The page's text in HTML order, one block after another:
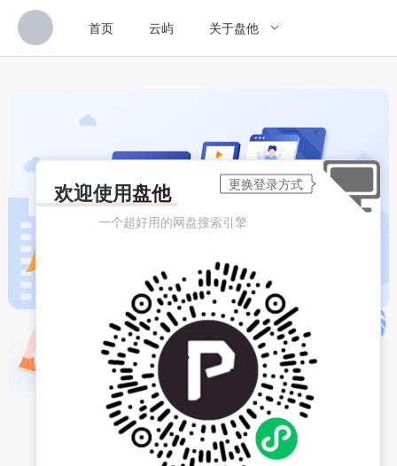
首页 云屿 关于盘他
欢迎使用盘他
一个超好用的网盘搜索引擎